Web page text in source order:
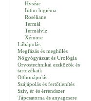
Hyséac
Intim higiénia
Roséliane
Termál
Termálvíz
Xémose
Lábápolás
Megfázás és meghűlés
Nőgyógyászat és Urológia
Orvostechnikai eszközök és
tartozékaik
Otthonápolás
Szájápolás és fertőtlenítés
Szív, ér és érrendszer
Tápcsatorna és anyagcsere